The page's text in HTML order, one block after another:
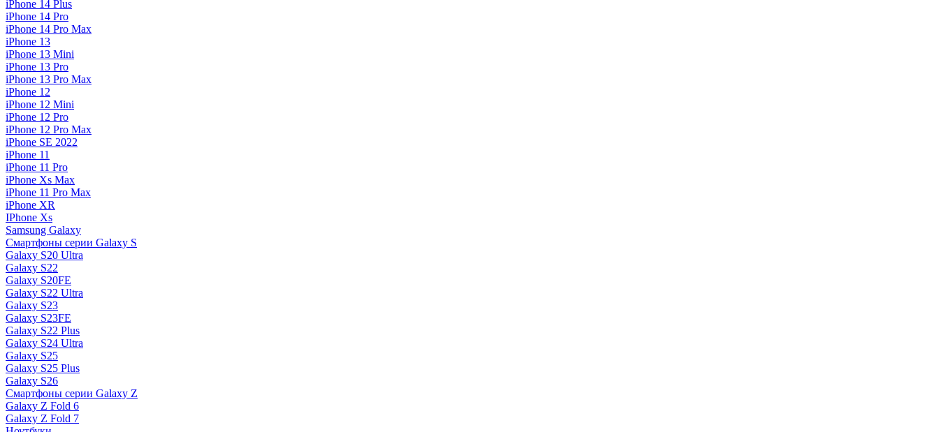
iPhone 14 Plus
iPhone 14 Pro
iPhone 14 Pro Max
iPhone 13
iPhone 13 Mini
iPhone 13 Pro
iPhone 13 Pro Max
iPhone 12
iPhone 12 Mini
iPhone 12 Pro
iPhone 12 Pro Max
iPhone SE 2022
iPhone 11
iPhone 11 Pro
iPhone Xs Max
iPhone 11 Pro Max
iPhone XR
IPhone Xs
Samsung Galaxy
Смартфоны серии Galaxy S
Galaxy S20 Ultra
Galaxy S22
Galaxy S20FE
Galaxy S22 Ultra
Galaxy S23
Galaxy S23FE
Galaxy S22 Plus
Galaxy S24 Ultra
Galaxy S25
Galaxy S25 Plus
Galaxy S26
Смартфоны серии Galaxy Z
Galaxy Z Fold 6
Galaxy Z Fold 7